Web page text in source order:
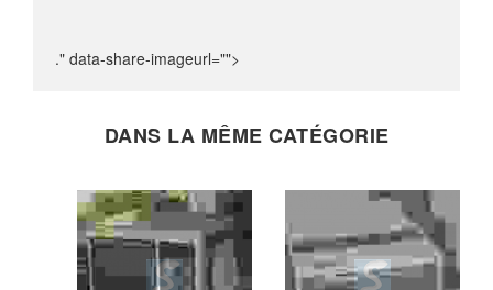
." data-share-imageurl="">
DANS LA MÊME CATÉGORIE